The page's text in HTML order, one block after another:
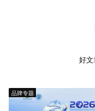
好
品牌专题